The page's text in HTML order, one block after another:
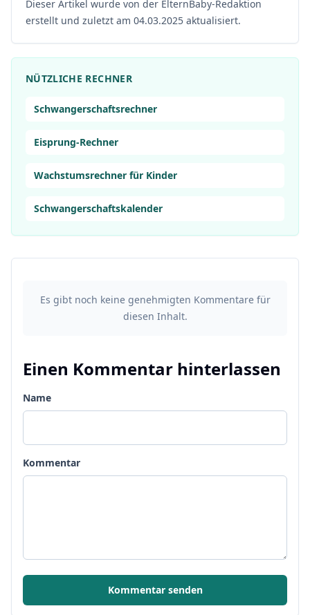
Dieser Artikel wurde von der ElternBaby-Redaktion
erstellt und zuletzt am 04.03.2025 aktualisiert.
NÜTZLICHE RECHNER
Schwangerschaftsrechner
Eisprung-Rechner
Wachstumsrechner für Kinder
Schwangerschaftskalender
Es gibt noch keine genehmigten Kommentare für
diesen Inhalt.
Einen Kommentar hinterlassen
Name
Kommentar
Kommentar senden